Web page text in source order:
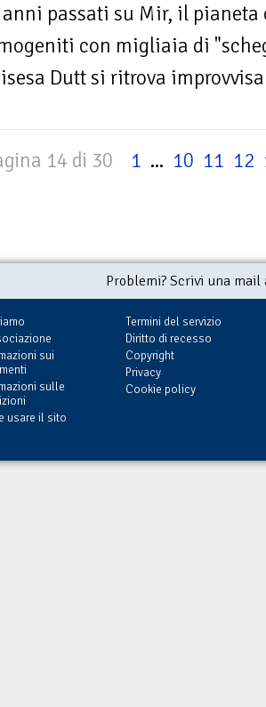
anni passati su Mir, il
con migliaia di
Dutt si ritrova
14 di 30 1 ... 10 11 12
Problemi? Scrivi una
sui
sulle
usare il sito
Termini del servizio
Diritto di recesso
Copyright
Privacy
Cookie policy